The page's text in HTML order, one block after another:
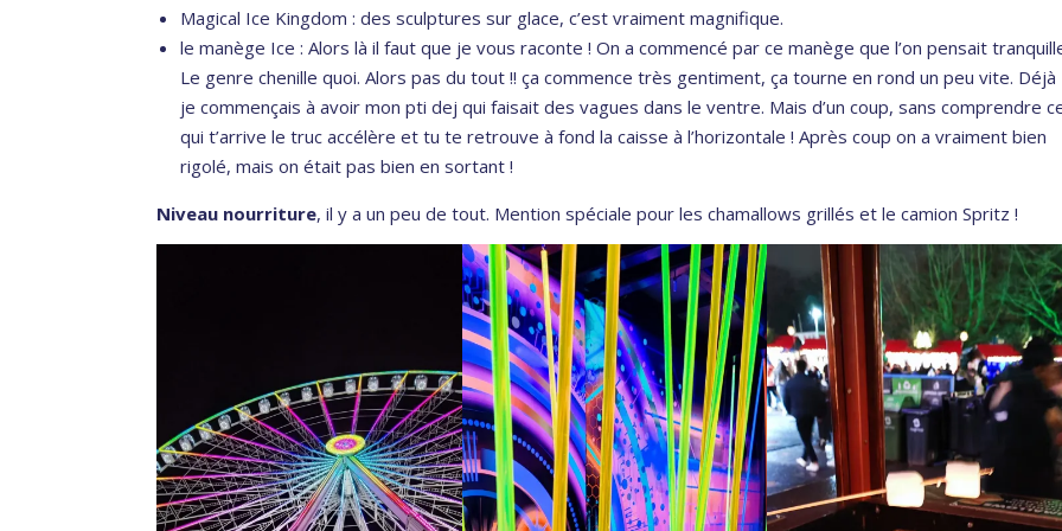
Magical Ice Kingdom : des sculptures sur glace, c’est vraiment magnifique.
le manège Ice : Alors là il faut que je vous raconte ! On a commencé par ce manège que l’on pensait
Le genre chenille quoi. Alors pas du tout !! ça commence très gentiment, ça tourne en rond un peu vite. Déjà
je commençais à avoir mon pti dej qui faisait des vagues dans le ventre. Mais d’un coup, sans comprendre
qui t’arrive le truc accélère et tu te retrouve à fond la caisse à l’horizontale ! Après coup on a vraiment bien
rigolé, mais on était pas bien en sortant !
Niveau nourriture, il y a un peu de tout. Mention spéciale pour les chamallows grillés et le camion Spritz !